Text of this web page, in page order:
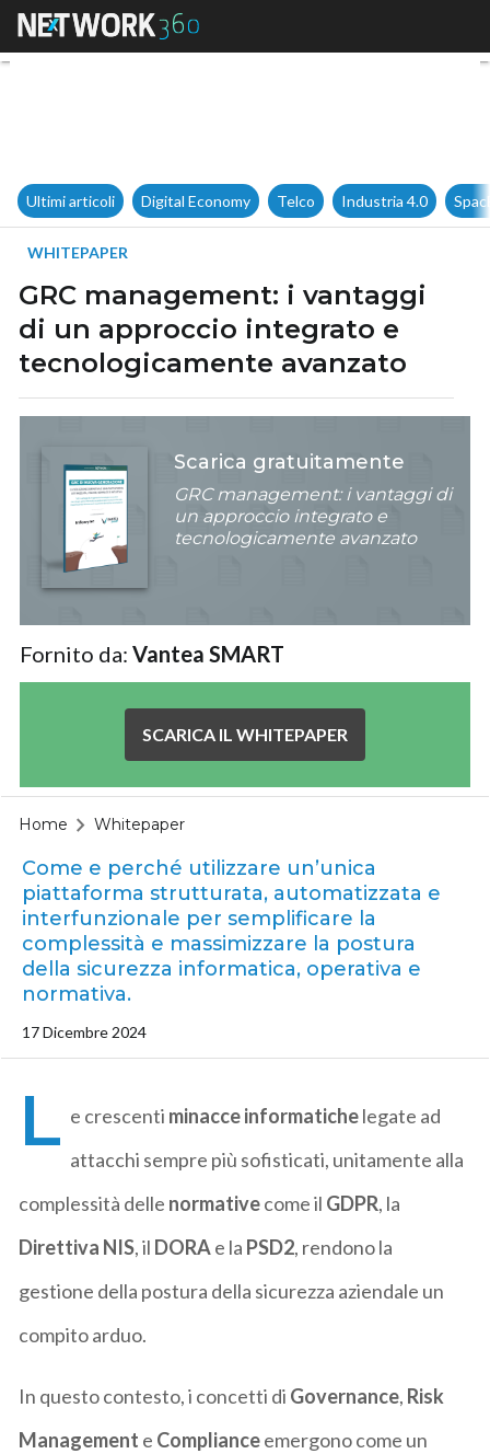
GRC management: i
Ultimi articoli Digital Economy Telco Industria 4.0
WHITEPAPER
GRC management: i vantaggi
di un approccio integrato e
tecnologicamente avanzato
Scarica gratuitamente
GRC management: i vantaggi di
un approccio integrato e
tecnologicamente avanzato
Fornito da:Vantea SMART
SCARICA IL WHITEPAPER
Home Whitepaper
Come e perché utilizzare un’unica
piattaforma strutturata, automatizzata e
interfunzionale per semplificare la
complessità e massimizzare la postura
della sicurezza informatica, operativa e
normativa.
17 Dicembre 2024
L e crescenti minacce informatichelegate ad
attacchi sempre più sofisticati, unitamente alla
complessità delle normativecome il GDPR, la
Direttiva NIS, il DORAe la PSD2, rendono la
gestione della postura della sicurezza aziendale un
compito arduo.
In questo contesto, i concetti di Governance, Risk
Management e Complianceemergono come un